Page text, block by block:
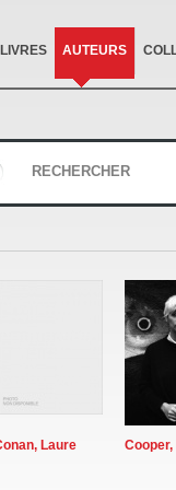
LIVRES AUTEURS
RECHERCHER
Laure Cooper,